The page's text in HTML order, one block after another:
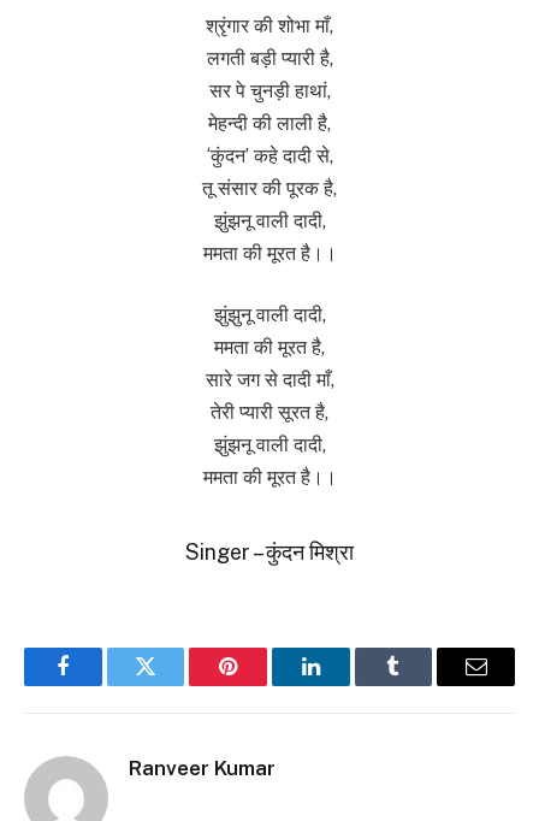
श्रृंगार की शोभा माँ,
लगती बड़ी प्यारी है,
सर पे चुनड़ी हाथां,
मेहन्दी की लाली है,
‘कुंदन’ कहे दादी से,
तू संसार की पूरक है,
झुंझनू वाली दादी,
ममता की मूरत है।।
झुंझुनू वाली दादी,
ममता की मूरत है,
सारे जग से दादी माँ,
तेरी प्यारी सूरत है,
झुंझनू वाली दादी,
ममता की मूरत है।।
Singer – कुंदन मिश्रा
FacebookTwitter Pinterest LinkedInTumblr Email
Ranveer Kumar